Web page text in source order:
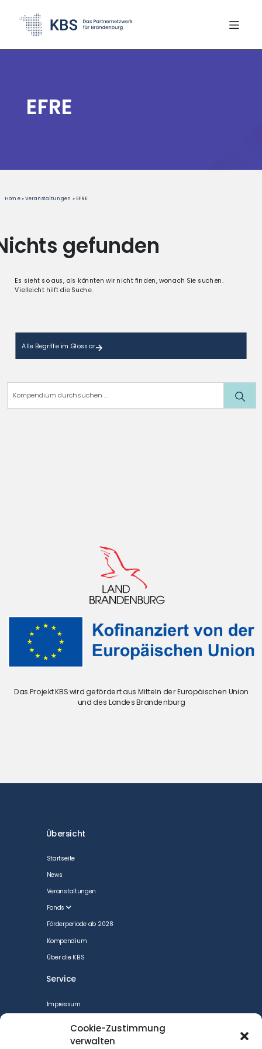
Cookie-Zustimmung
verwalten
EFRE
Home»Veranstaltungen » EFRE
gefunden
Es sieht so aus, als könnten wir nicht finden, wonach Sie suchen.
Vielleicht hilft die Suche.
Alle Begriffe im Glossar
Das Projekt KBS wird gefördert aus Mitteln der Europäischen Union
und des Landes Brandenburg
Übersicht
Startseite
News
Veranstaltungen
Fonds
Förderperiode ab 2028
Kompendium
Über die KBS
Service
Impressum
Datenschutzerklärung